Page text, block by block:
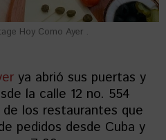
Hoy Como Ayer .
ya abrió sus puertas y
la calle 12 no. 554
los restaurantes que
pedidos desde Cuba y